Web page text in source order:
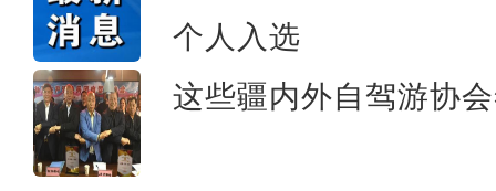
个人入选
这些疆内外自驾游协会